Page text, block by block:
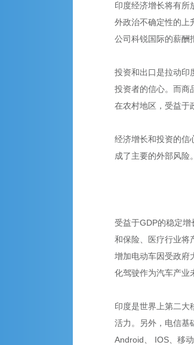
印度经济增长将有所
外政治不确定性的上
公司科锐国际的薪酬
投资和出口是拉动印
投资者的信心。而商
在农村地区，受益于
经济增长和投资的信
成了主要的外部风险
受益于GDP的稳定
和保险、医疗行业将
增加电动车因受政府
化驾驶作为汽车产业
印度是世界上第二大
活力。另外，电信基
Android、 IOS、移